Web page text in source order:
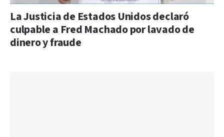
La Justicia de Estados Unidos declaró
culpable a Fred Machado por lavado de
dinero y fraude